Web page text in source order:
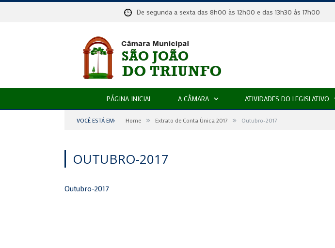
De segunda a sexta das 8h00 às 12h00 e das 13h30 às 17h00
PÁGINA INICIAL A CÂMARA ATIVIDADES DO LEGISLATIVO
VOCÊ ESTÁ EM: Home » Extrato de Conta Única 2017 » Outubro-2017
OUTUBRO-2017
Outubro-2017